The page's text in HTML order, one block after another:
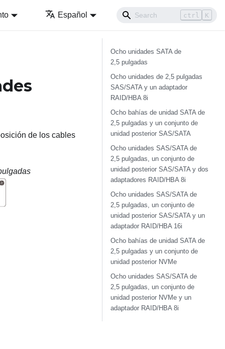
Español ctrl K
de los cables
Ocho unidades SATA de
2,5 pulgadas
Ocho unidades de 2,5 pulgadas
SAS/SATA y un adaptador
RAID/HBA 8i
Ocho bahías de unidad SATA de
2,5 pulgadas y un conjunto de
unidad posterior SAS/SATA
Ocho unidades SAS/SATA de
2,5 pulgadas, un conjunto de
unidad posterior SAS/SATA y dos
adaptadores RAID/HBA 8i
Ocho unidades SAS/SATA de
2,5 pulgadas, un conjunto de
unidad posterior SAS/SATA y un
adaptador RAID/HBA 16i
Ocho bahías de unidad SATA de
2,5 pulgadas y un conjunto de
unidad posterior NVMe
Ocho unidades SAS/SATA de
2,5 pulgadas, un conjunto de
unidad posterior NVMe y un
adaptador RAID/HBA 8i